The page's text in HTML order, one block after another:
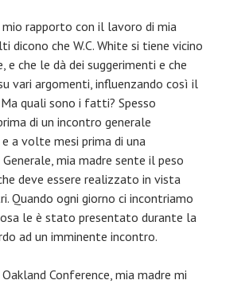
mio rapporto con il lavoro di mia
dicono che W.C. White si tiene vicino
e che le dà dei suggerimenti e che
vari argomenti, influenzando così il
quali sono i fatti? Spesso
di un incontro generale
a volte mesi prima di una
mia madre sente il peso
deve essere realizzato in vista
Quando ogni giorno ci incontriamo
le è stato presentato durante la
ad un imminente incontro.
Conference, mia madre mi